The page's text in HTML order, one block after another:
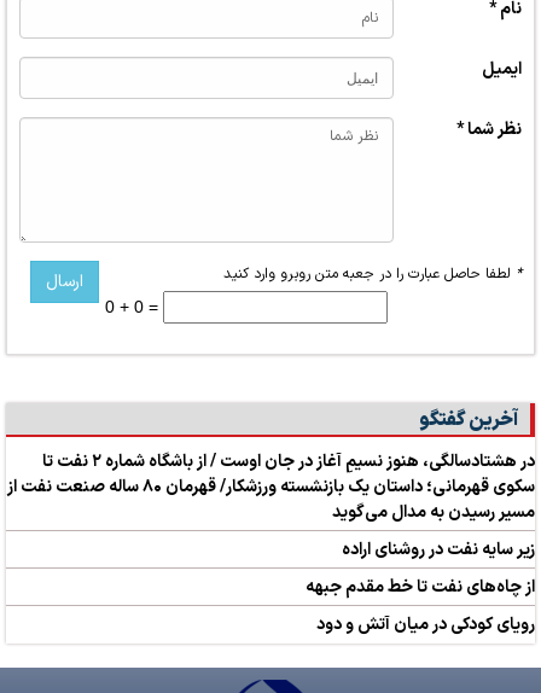
نام *
ایمیل
نظر شما *
* لطفا حاصل عبارت را در جعبه متن روبرو وارد کنید
0 + 0 =
آخرین گفتگو
در هشتادسالگی، هنوز نسیمِ آغاز در جان اوست / از باشگاه شماره ۲ نفت تا
سکوی قهرمانی؛ داستان یک بازنشسته ورزشکار/ قهرمان ۸۰ ساله صنعت نفت از
مسیر رسیدن به مدال می‌گوید
زیر سایه نفت در روشنای اراده
از چاه‌های نفت تا خط مقدم جبهه
رویای کودکی در میان آتش و دود